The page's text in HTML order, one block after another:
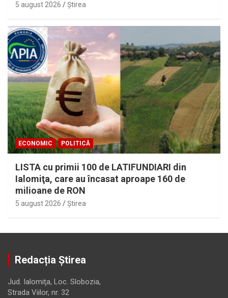
5 august 2026 Ştirea
ECONOMIC POLITICĂ
LISTA cu primii 100 de LATIFUNDIARI din
Ialomiţa, care au încasat aproape 160 de
milioane de RON
5 august 2026 Ştirea
Redacția Știrea
Jud. Ialomiţa, Loc. Slobozia,
Strada Viilor, nr. 32